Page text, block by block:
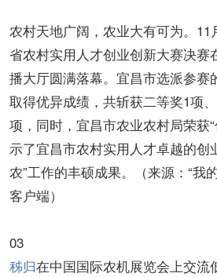
农村天地广阔，农业大有可为。11
省农村实用人才创业创新大赛决赛
播大厅圆满落幕。宜昌市选派参赛
取得优异成绩，共斩获二等奖1项
项，同时，宜昌市农业农村局荣获
示了宜昌市农村实用人才卓越的创
农”工作的丰硕成果。（来源：“我
客户端）
03
秭归在中国国际农机展览会上交流